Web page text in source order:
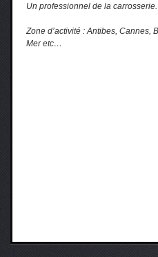
Un professionnel de la carrosserie.
Zone d’activité : Antibes, Cannes,
Mer etc…